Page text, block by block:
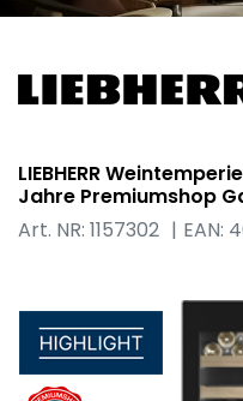
LIEBHERR
Jahre Premiumshop
Art. NR: 1157302
EAN: